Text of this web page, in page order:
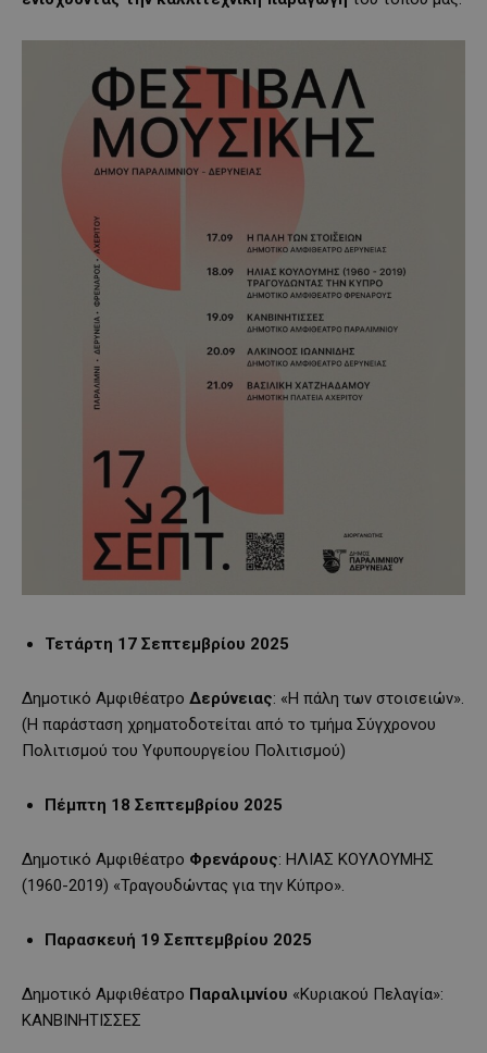
Τετάρτη 17 Σεπτεμβρίου 2025
Δημοτικό Αμφιθέατρο Δερύνειας: «Η πάλη των στοισειών».
(Η παράσταση χρηματοδοτείται από το τμήμα Σύγχρονου
Πολιτισμού του Υφυπουργείου Πολιτισμού)
Πέμπτη 18 Σεπτεμβρίου 2025
Δημοτικό Αμφιθέατρο Φρενάρους: ΗΛΙΑΣ ΚΟΥΛΟΥΜΗΣ
(1960-2019) «Τραγουδώντας για την Κύπρο».
Παρασκευή 19 Σεπτεμβρίου 2025
Δημοτικό Αμφιθέατρο Παραλιμνίου «Κυριακού Πελαγία»:
ΚΑΝΒΙΝΗΤΙΣΣΕΣ